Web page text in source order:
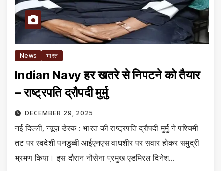
News भारत
Indian Navy हर खतरे से निपटने को तैयार
– राष्ट्रपति द्रौपदी मुर्मु
DECEMBER 29, 2025
नई दिल्ली, न्यूज़ डेस्क : भारत की राष्ट्रपति द्रौपदी मुर्मु ने पश्चिमी
तट पर स्वदेशी पनडुब्बी आईएनएस वाघशीर पर सवार होकर समुद्री
भ्रमण किया। इस दौरान नौसेना प्रमुख एडमिरल दिनेश…